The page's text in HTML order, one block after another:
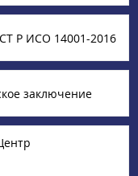
Р ИСО 14001-2016
заключение